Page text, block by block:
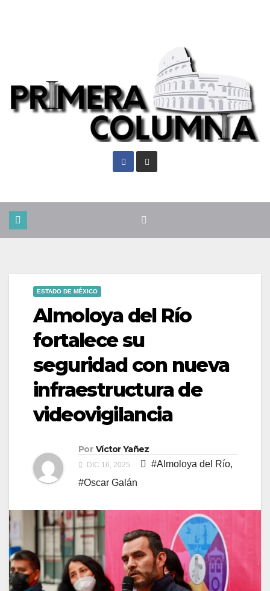
ESTADO DE MÉXICO
Almoloya del Río
fortalece su
seguridad con nueva
infraestructura de
videovigilancia
Por Víctor Yañez
DIC 16, 2025 #Almoloya del Río,
#Oscar Galán